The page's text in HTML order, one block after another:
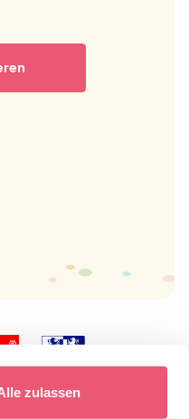
zulassen